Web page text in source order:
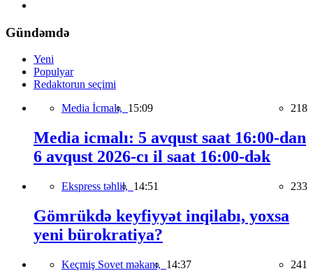
Gündəmdə
Yeni
Populyar
Redaktorun seçimi
Media İcmalı, 15:09 218
Media icmalı: 5 avqust saat 16:00-dan
6 avqust 2026-cı il saat 16:00-dək
Ekspress təhlil, 14:51 233
Gömrükdə keyfiyyət inqilabı, yoxsa
yeni bürokratiya?
Keçmiş Sovet məkanı, 14:37 241